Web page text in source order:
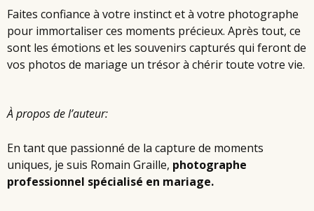
Faites confiance à votre instinct et à votre photographe
pour immortaliser ces moments précieux. Après tout, ce
sont les émotions et les souvenirs capturés qui feront de
vos photos de mariage un trésor à chérir toute votre vie.
À propos de l’auteur:
En tant que passionné de la capture de moments
uniques, je suis Romain Graille, photographe
professionnel spécialisé en mariage.